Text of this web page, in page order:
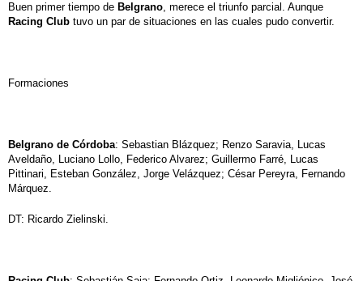
Buen primer tiempo de Belgrano, merece el triunfo parcial. Aunque
Racing Club tuvo un par de situaciones en las cuales pudo convertir.
Formaciones
Belgrano de Córdoba: Sebastian Blázquez; Renzo Saravia, Lucas
Aveldaño, Luciano Lollo, Federico Alvarez; Guillermo Farré, Lucas
Pittinari, Esteban González, Jorge Velázquez; César Pereyra, Fernando
Márquez.
DT: Ricardo Zielinski.